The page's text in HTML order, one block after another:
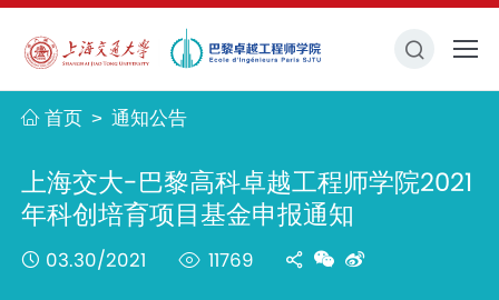
首页 > 通知公告
上海交大-巴黎高科卓越工程师学院2021
年科创培育项目基金申报通知
03.30/2021 11769